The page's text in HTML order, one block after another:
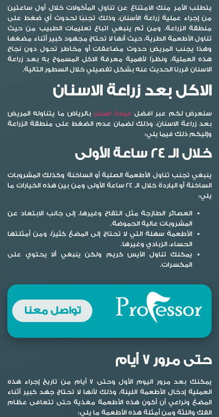
يتطلب الأمر منك الامتناع عن تناول المأكولات خلال أول ساعتين
من إجراء عملية زراعة الأسنان، وذلك تجنبًا لحدوث أي ضغط على
منطقة الزراعة، ومن ثم ينبغي اتباع تعليمات الطبيب من حيث
تناول الأطعمة الطرية، حيث أنها لا تحتاج مجهود كبير أثناء مضغها
وهذا يجنب المريض حدوث مضاعفات أو مخاطر تحول دون نجاح
هذه العملية، ونظرًا لأهمية معرفة الاكل المسموح به بعد زراعة
الاسنان قررنا الحديث عنه بشكل تفصيلي خلال السطور التالية.
الاكل بعد زراعة الاسنان
سنعرض لكم عبر افضل عيادة اسنان بالرياض ما يتناوله المريض
بعد زراعة الاسنان، وذلك لضمان عدم الضغط على منطقة الزراعة
وإليكم ذلك فيما يلي:
خلال الـ 24 ساعة الأولى
ينبغي تجنب تناول الأطعمة الصلبة أو الساخنة وكذلك المشروبات
الساخنة أو الباردة خلال الـ 24 ساعة الأولى ومن بين هذه الخيارات ما
يلي:
العصائر الطازجة مثل التفاح وغيرها، إلى جانب الابتعاد عن
المشروبات عالية الحموضة.
الأطعمة سهلة التي لا تحتاج إلى المضغ كثيرًا، ومن أمثلتها
الحساء، الزبادي وغيرها.
يمكنك تناول الآيس كريم ولكن ينبغي ألا يحتوي على
المكسرات.
تواصل معنا
حتى مرور 7 أيام
يمكنك بعد مرور اليوم الأول وحتى 7 أيام من تاريخ إجراء هذه
العملية إدخال الأطعمة اللينة، وذلك لأنها لا تحتاج جهد كبير أثناء
المضغ ونراعي أن أكون هذه الأطعمة مغذية حتى تتعافى عظام
الفك واللثة ومن أمثلة هذه الأطعمة ما يلي: